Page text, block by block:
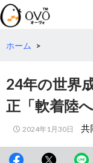
検
索
コ
テ
へ
動
ホーム >
24年の世界
正「軟着陸へ
2024年1月30日 共